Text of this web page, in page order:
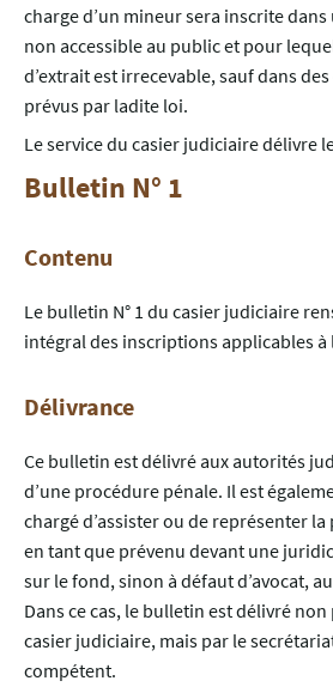
charge d’un mineur sera inscrite
non accessible au public et pour
d’extrait est irrecevable, sauf dans
prévus par ladite loi.
Le service du casier judiciaire délivre
Bulletin N° 1
Contenu
Le bulletin N° 1 du casier judiciaire
intégral des inscriptions applicables à
Délivrance
Ce bulletin est délivré aux autorités
d’une procédure pénale. Il est
chargé d’assister ou de représenter
en tant que prévenu devant une
sur le fond, sinon à défaut d’avocat,
Dans ce cas, le bulletin est délivré non
casier judiciaire, mais par le
compétent.